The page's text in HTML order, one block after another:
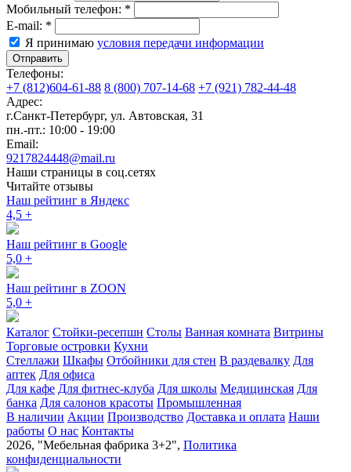
Мобильный телефон: *
E-mail: *
Я принимаю условия передачи информации
Отправить
Телефоны:
+7 (812)604-61-88 8 (800) 707-14-68 +7 (921) 782-44-48
Адрес:
г.Санкт-Петербург, ул. Автовская, 31
пн.-пт.: 10:00 - 19:00
Email:
9217824448@mail.ru
Наши страницы в соц.сетях
Читайте отзывы
Наш рейтинг в Яндекс
4,5 +
Наш рейтинг в Google
5,0 +
Наш рейтинг в ZOON
5,0 +
Каталог Стойки-ресепшн Столы Ванная комната Витрины
Торговые островки Кухни
Стеллажи Шкафы Отбойники для стен В раздевалку Для
аптек Для офиса
Для кафе Для фитнес-клуба Для школы Медицинская Для
банка Для салонов красоты Промышленная
В наличии Акции Производство Доставка и оплата Наши
работы О нас Контакты
2026, "Мебельная фабрика 3+2", Политика
конфиденциальности